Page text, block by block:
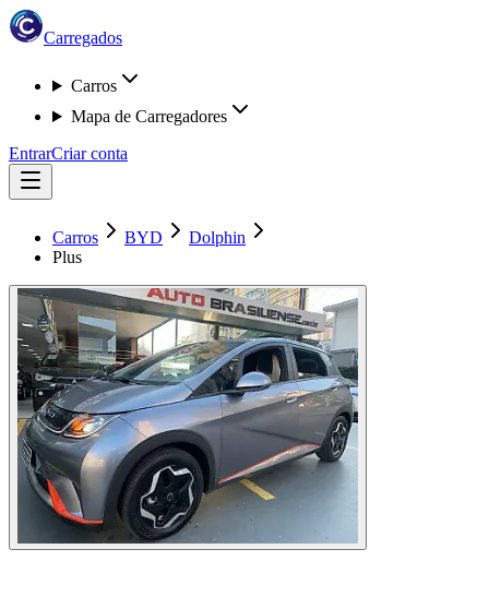
Carregados
Carros
Mapa de Carregadores
EntrarCriar conta
Carros BYD
Dolphin
Plus